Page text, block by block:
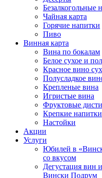
Безалкогольные
Чайная карта
Горячие напитки
Пиво
Винная карта
Вина по бокалам
Белое сухое и
Красное вино
Полусладкое
Крепленые вина
Игристые вина
Фруктовые
Крепкие напитки
Настойки
Акции
Услуги
Юбилей в
со вкусом
Дегустация вин
Вински Подрум